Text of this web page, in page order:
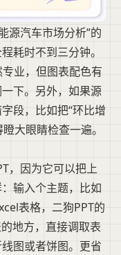
源汽车市场分析”的
耗时不到三分钟。
业，但图表配色有
下。另外，如果源
段，比如把“环比增
大眼睛检查一遍。
，因为它可以把上
输入个主题，比如
表格，二狗PPT的
地方，直接调取表
图或者饼图。更省